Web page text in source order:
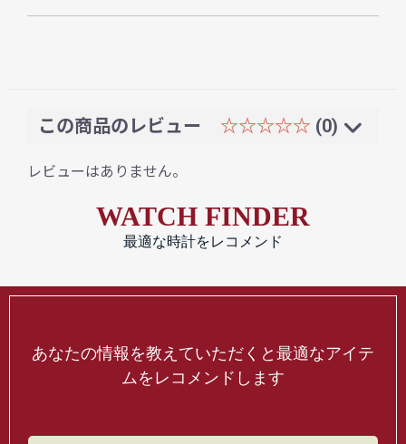
この商品のレビュー ☆☆☆☆☆ (0)
レビューはありません。
WATCH FINDER
最適な時計をレコメンド
あなたの情報を教えていただくと最適なアイテ
ムをレコメンドします